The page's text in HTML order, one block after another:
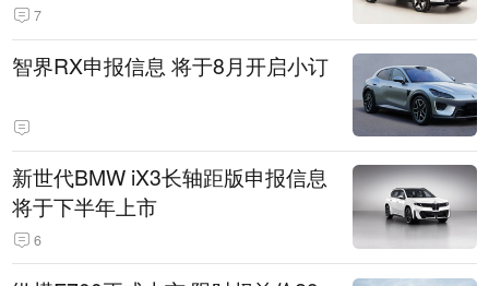
7
智界RX申报信息 将于8月开启小订
新世代BMW iX3长轴距版申报信息
将于下半年上市
6